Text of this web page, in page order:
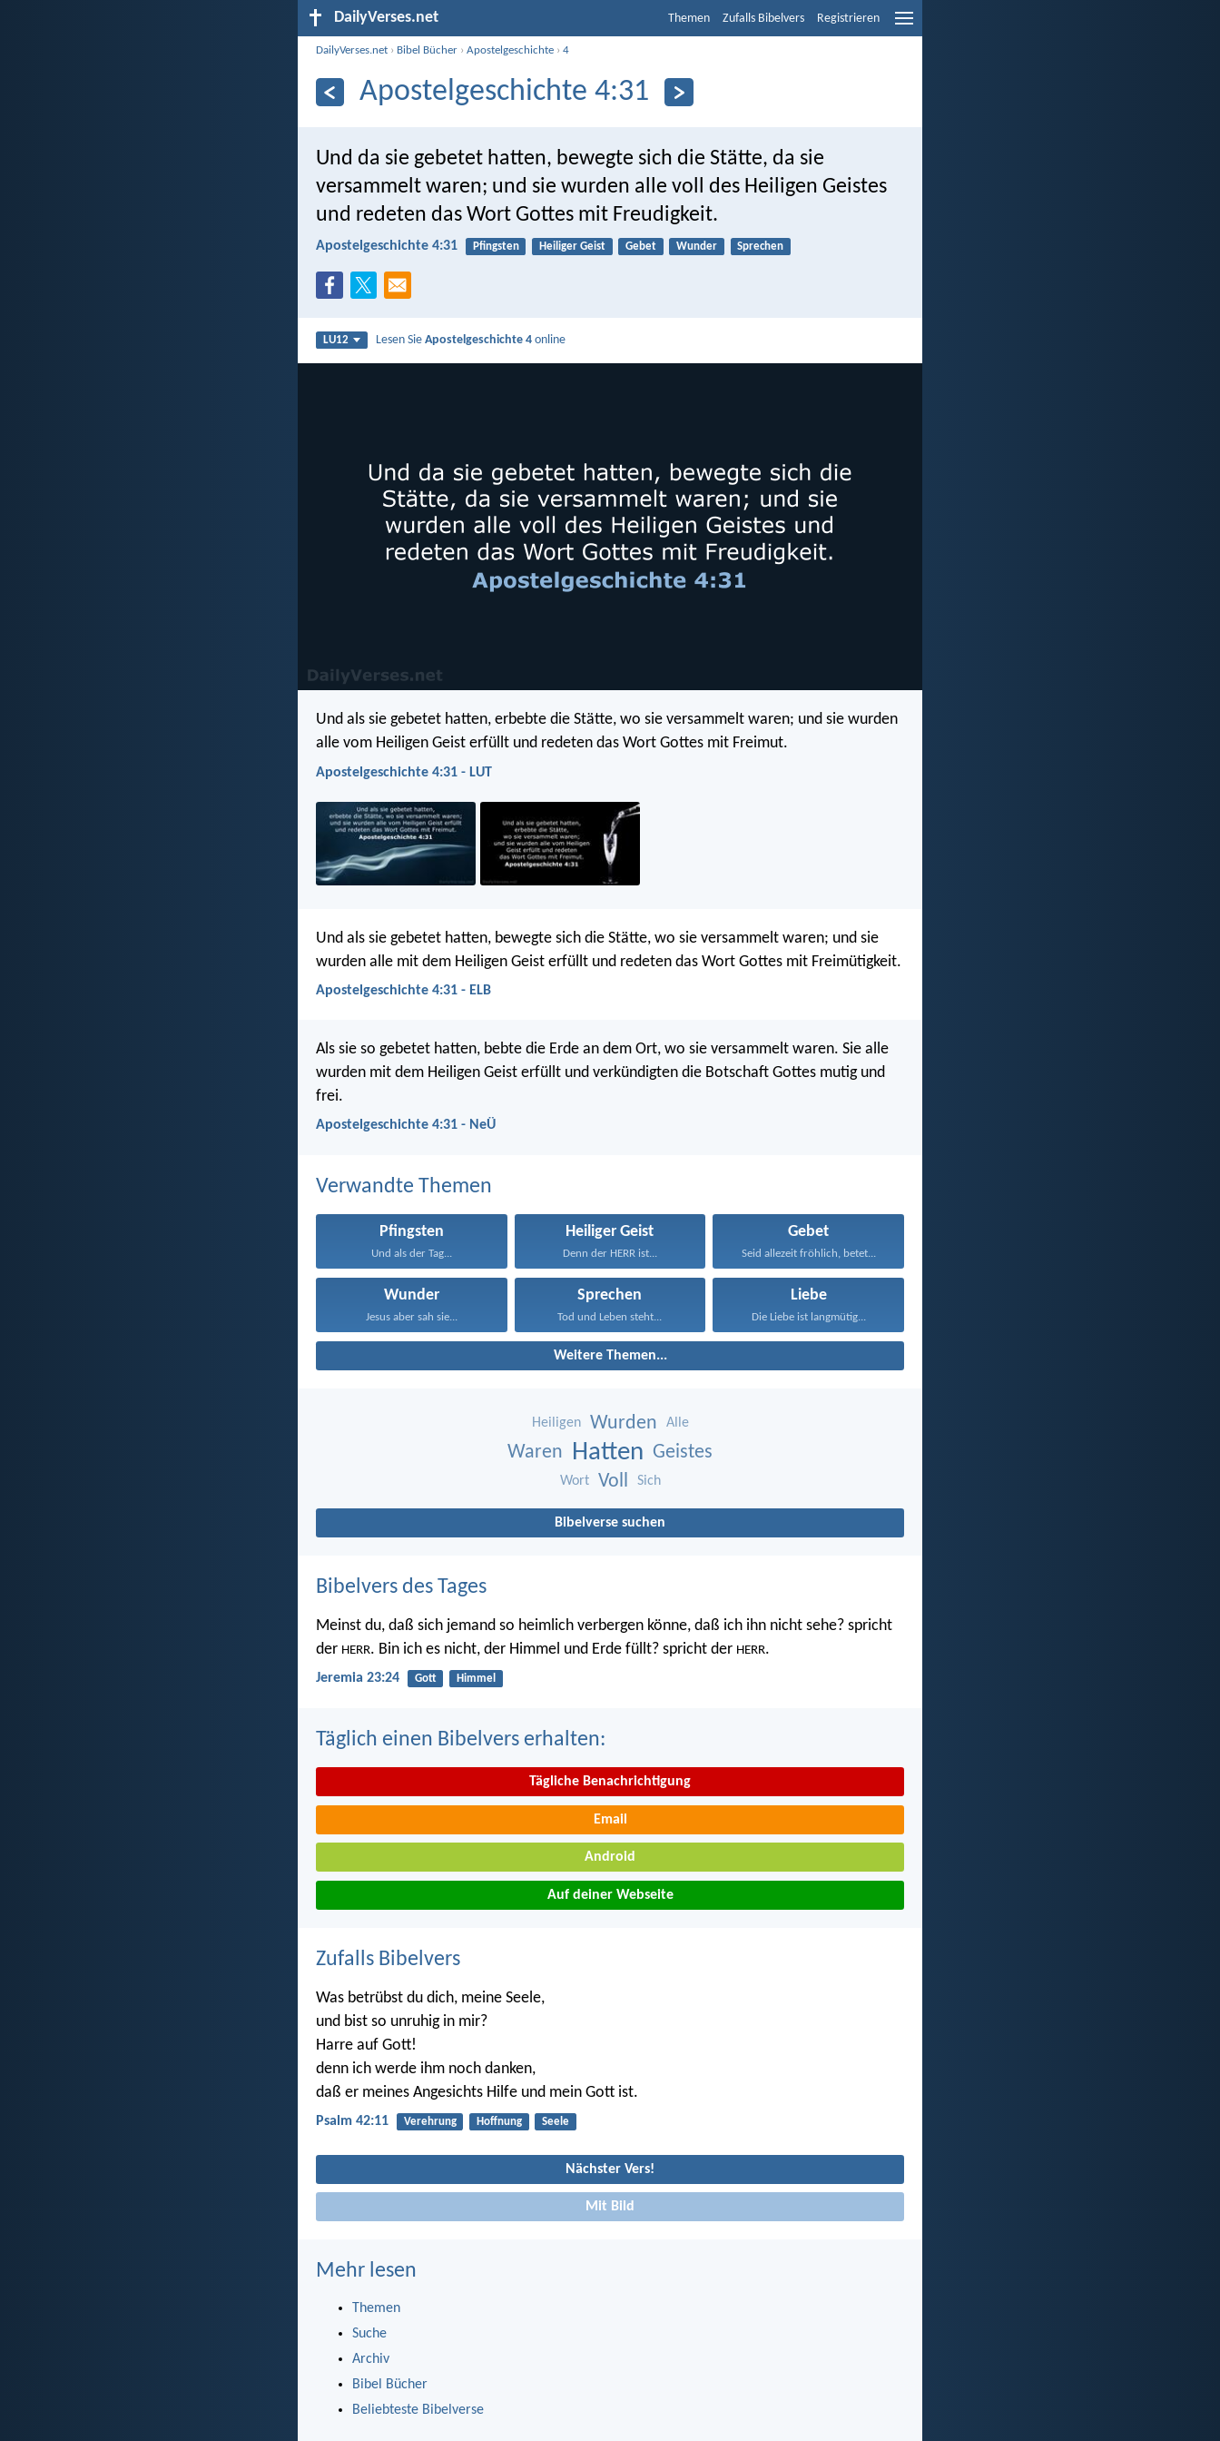
DailyVerses.net Themen Zufalls Bibelvers Registrieren
DailyVerses.net › Bibel Bücher ›Apostelgeschichte ›4
Apostelgeschichte 4:31
Und da sie gebetet hatten, bewegte sich die Stätte, da sie
versammelt waren; und sie wurden alle voll des Heiligen Geistes
und redeten das Wort Gottes mit Freudigkeit.
Apostelgeschichte 4:31 Pfingsten Heiliger Geist Gebet Wunder Sprechen
LU12 Lesen SieApostelgeschichte 4 online
Und als sie gebetet hatten, erbebte die Stätte, wo sie versammelt waren; und sie wurden
alle vom Heiligen Geist erfüllt und redeten das Wort Gottes mit Freimut.
Apostelgeschichte 4:31 - LUT
Und als sie gebetet hatten, bewegte sich die Stätte, wo sie versammelt waren; und sie
wurden alle mit dem Heiligen Geist erfüllt und redeten das Wort Gottes mit Freimütigkeit.
Apostelgeschichte 4:31 - ELB
Als sie so gebetet hatten, bebte die Erde an dem Ort, wo sie versammelt waren. Sie alle
wurden mit dem Heiligen Geist erfüllt und verkündigten die Botschaft Gottes mutig und
frei.
Apostelgeschichte 4:31 - NeÜ
Verwandte Themen
Pfingsten
Und als der Tag...
Heiliger Geist
Denn der HERR ist...
Gebet
Seid allezeit fröhlich, betet...
Wunder
Jesus aber sah sie...
Sprechen
Tod und Leben steht...
Liebe
Die Liebe ist langmütig...
Weitere Themen...
Heiligen Wurden Alle
Waren Hatten Geistes
Wort Voll Sich
Bibelverse suchen
Bibelvers des Tages
Meinst du, daß sich jemand so heimlich verbergen könne, daß ich ihn nicht sehe? spricht
der HERR. Bin ich es nicht, der Himmel und Erde füllt? spricht der HERR.
Jeremia 23:24 Gott Himmel
Täglich einen Bibelvers erhalten:
Tägliche Benachrichtigung
Email
Android
Auf deiner Webseite
Zufalls Bibelvers
Was betrübst du dich, meine Seele,
und bist so unruhig in mir?
Harre auf Gott!
denn ich werde ihm noch danken,
daß er meines Angesichts Hilfe und mein Gott ist.
Psalm 42:11 Verehrung Hoffnung Seele
Nächster Vers!
Mit Bild
Mehr lesen
Themen
Suche
Archiv
Bibel Bücher
Beliebteste Bibelverse